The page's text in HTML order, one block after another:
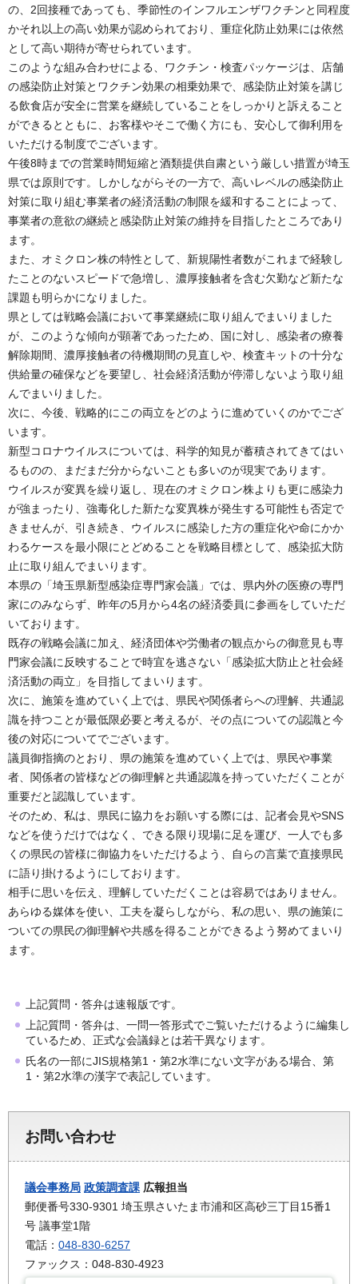
の、2回接種であっても、季節性のインフルエンザワクチンと同程度
かそれ以上の高い効果が認められており、重症化防止効果には依然
として高い期待が寄せられています。
このような組み合わせによる、ワクチン・検査パッケージは、店舗
の感染防止対策とワクチン効果の相乗効果で、感染防止対策を講じ
る飲食店が安全に営業を継続していることをしっかりと訴えること
ができるとともに、お客様やそこで働く方にも、安心して御利用を
いただける制度でございます。
午後8時までの営業時間短縮と酒類提供自粛という厳しい措置が埼玉
県では原則です。しかしながらその一方で、高いレベルの感染防止
対策に取り組む事業者の経済活動の制限を緩和することによって、
事業者の意欲の継続と感染防止対策の維持を目指したところであり
ます。
また、オミクロン株の特性として、新規陽性者数がこれまで経験し
たことのないスピードで急増し、濃厚接触者を含む欠勤など新たな
課題も明らかになりました。
県としては戦略会議において事業継続に取り組んでまいりました
が、このような傾向が顕著であったため、国に対し、感染者の療養
解除期間、濃厚接触者の待機期間の見直しや、検査キットの十分な
供給量の確保などを要望し、社会経済活動が停滞しないよう取り組
んでまいりました。
次に、今後、戦略的にこの両立をどのように進めていくのかでござ
います。
新型コロナウイルスについては、科学的知見が蓄積されてきてはい
るものの、まだまだ分からないことも多いのが現実であります。
ウイルスが変異を繰り返し、現在のオミクロン株よりも更に感染力
が強まったり、強毒化した新たな変異株が発生する可能性も否定で
きませんが、引き続き、ウイルスに感染した方の重症化や命にかか
わるケースを最小限にとどめることを戦略目標として、感染拡大防
止に取り組んでまいります。
本県の「埼玉県新型感染症専門家会議」では、県内外の医療の専門
家にのみならず、昨年の5月から4名の経済委員に参画をしていただ
いております。
既存の戦略会議に加え、経済団体や労働者の観点からの御意見も専
門家会議に反映することで時宜を逃さない「感染拡大防止と社会経
済活動の両立」を目指してまいります。
次に、施策を進めていく上では、県民や関係者らへの理解、共通認
識を持つことが最低限必要と考えるが、その点についての認識と今
後の対応についてでございます。
議員御指摘のとおり、県の施策を進めていく上では、県民や事業
者、関係者の皆様などの御理解と共通認識を持っていただくことが
重要だと認識しています。
そのため、私は、県民に協力をお願いする際には、記者会見やSNS
などを使うだけではなく、できる限り現場に足を運び、一人でも多
くの県民の皆様に御協力をいただけるよう、自らの言葉で直接県民
に語り掛けるようにしております。
相手に思いを伝え、理解していただくことは容易ではありません。
あらゆる媒体を使い、工夫を凝らしながら、私の思い、県の施策に
ついての県民の御理解や共感を得ることができるよう努めてまいり
ます。
上記質問・答弁は速報版です。
上記質問・答弁は、一問一答形式でご覧いただけるように編集し
ているため、正式な会議録とは若干異なります。
氏名の一部にJIS規格第1・第2水準にない文字がある場合、第
1・第2水準の漢字で表記しています。
お問い合わせ
議会事務局 政策調査課 広報担当
郵便番号330-9301 埼玉県さいたま市浦和区高砂三丁目15番1
号 議事堂1階
電話： 048-830-6257
ファックス：048-830-4923